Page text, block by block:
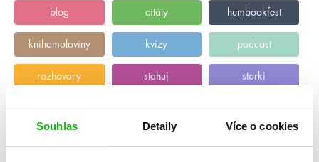
Souhlas Detaily Více o cookies
blog citáty humbookfest
knihomoloviny kvízy podcast
rozhovory stahuj storki
videa žebříčky